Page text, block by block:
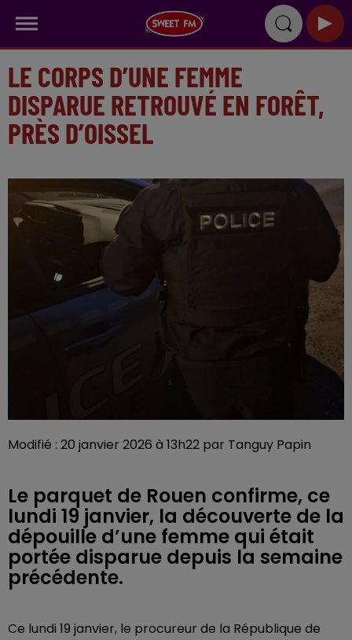
LE CORPS D’UNE FEMME
DISPARUE RETROUVÉ EN FORÊT,
PRÈS D’OISSEL
Modifié : 20 janvier 2026 à 13h22 par Tanguy Papin
Le parquet de Rouen confirme, ce
lundi 19 janvier, la découverte de la
dépouille d’une femme qui était
portée disparue depuis la semaine
précédente.
Ce lundi 19 janvier, le procureur de la République de